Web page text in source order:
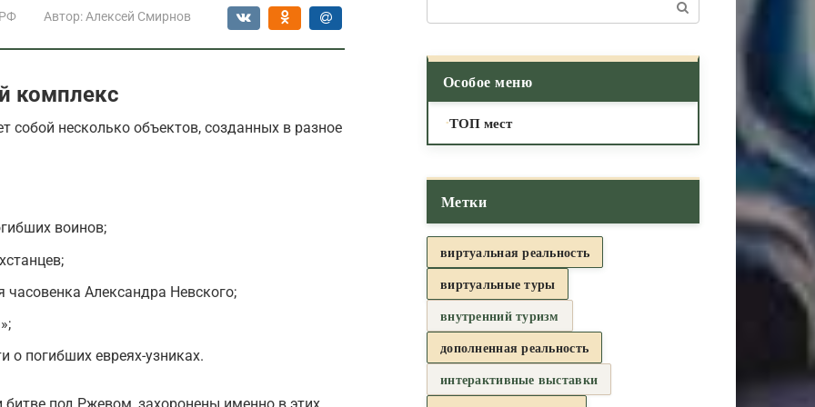
Автор: Алексей Смирнов
комплекс
несколько объектов, созданных в разное
воинов;
Александра Невского;
погибших евреях-узниках.
Особое меню
ТОП мест
Метки
виртуальная реальность
виртуальные туры
внутренний туризм
дополненная реальность
интерактивные выставки